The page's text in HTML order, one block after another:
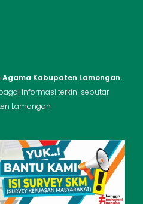
Agama Kabupaten Lamongan.
informasi terkini seputar
Lamongan